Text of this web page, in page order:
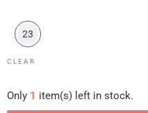
23
CLEAR
Only 1 item(s) left in stock.